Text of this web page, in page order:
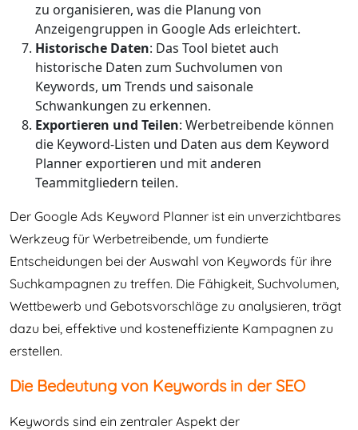
zu organisieren, was die Planung von
Anzeigengruppen in Google Ads erleichtert.
Historische Daten: Das Tool bietet auch
historische Daten zum Suchvolumen von
Keywords, um Trends und saisonale
Schwankungen zu erkennen.
Exportieren und Teilen: Werbetreibende können
die Keyword-Listen und Daten aus dem Keyword
Planner exportieren und mit anderen
Teammitgliedern teilen.
Der Google Ads Keyword Planner ist ein unverzichtbares
Werkzeug für Werbetreibende, um fundierte
Entscheidungen bei der Auswahl von Keywords für ihre
Suchkampagnen zu treffen. Die Fähigkeit, Suchvolumen,
Wettbewerb und Gebotsvorschläge zu analysieren, trägt
dazu bei, effektive und kosteneffiziente Kampagnen zu
erstellen.
Die Bedeutung von Keywords in der SEO
Keywords sind ein zentraler Aspekt der